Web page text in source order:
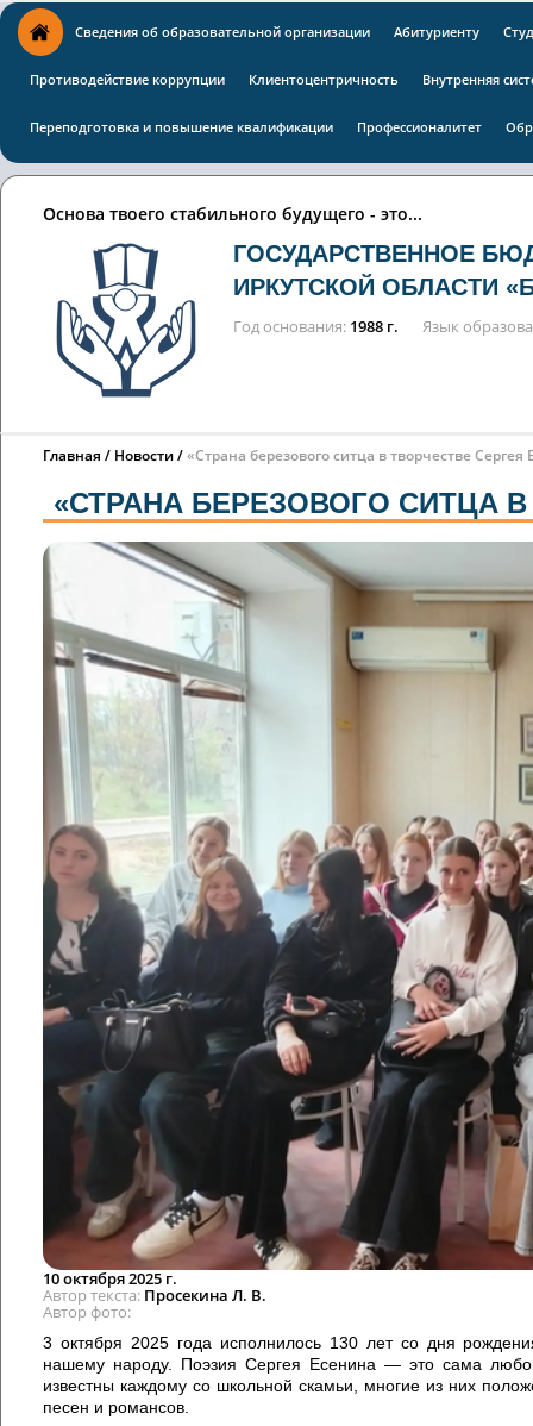
Сведения об образовательной организации Абитуриенту
Противодействие коррупции Клиентоцентричность Внутренняя
Переподготовка и повышение квалификации Профессионалитет
Основа твоего стабильного будущего - это...
ГОСУДАРСТВЕННОЕ
ИРКУТСКОЙ ОБЛАСТИ
Год основания 1988 г. Язык
Главная Новости «Страна березового ситца в творчестве Сергея
«СТРАНА БЕРЕЗОВОГО СИТЦА
10 октября 2025 г.
Автор текста Просекина Л. В.
Автор фото
3 октября 2025 года исполнилось 130 лет со дня
нашему народу. Поэзия Сергея Есенина — это сама
известны каждому со школьной скамьи, многие из них
песен и романсов.